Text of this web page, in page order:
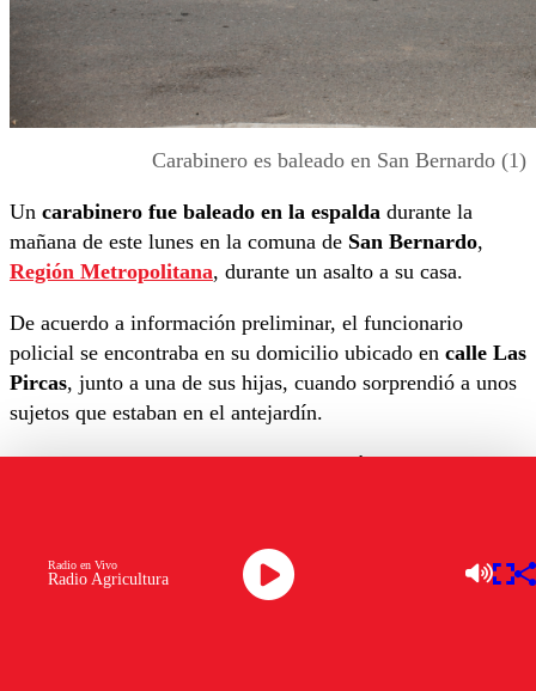
Carabinero es baleado en San Bernardo (1)
Un carabinero fue baleado en la espalda durante la
mañana de este lunes en la comuna de San Bernardo,
Región Metropolitana, durante un asalto a su casa.
De acuerdo a información preliminar, el funcionario
policial se encontraba en su domicilio ubicado en calle Las
Pircas, junto a una de sus hijas, cuando sorprendió a unos
sujetos que estaban en el antejardín.
“Desde el exterior se encontraba un vehículo con tres o
al ver la presencia de la víctima
disparos desde el exterior del domicilio hacia el
Radio Agricultura
Radio en Vivo